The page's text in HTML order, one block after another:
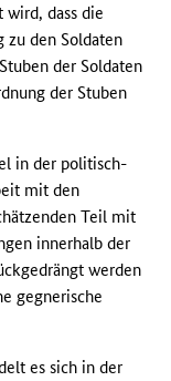
dass die
zu den Soldaten
der Soldaten
der Stuben
in der politisch-
mit den
Teil mit
innerhalb der
werden
gegnerische
es sich in der